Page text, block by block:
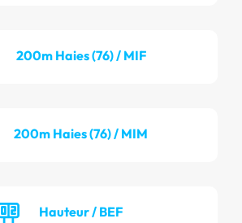
200m Haies (76) / MIF
200m Haies (76) / MIM
Hauteur / BEF